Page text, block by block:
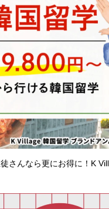
さんなら更にお得に！K